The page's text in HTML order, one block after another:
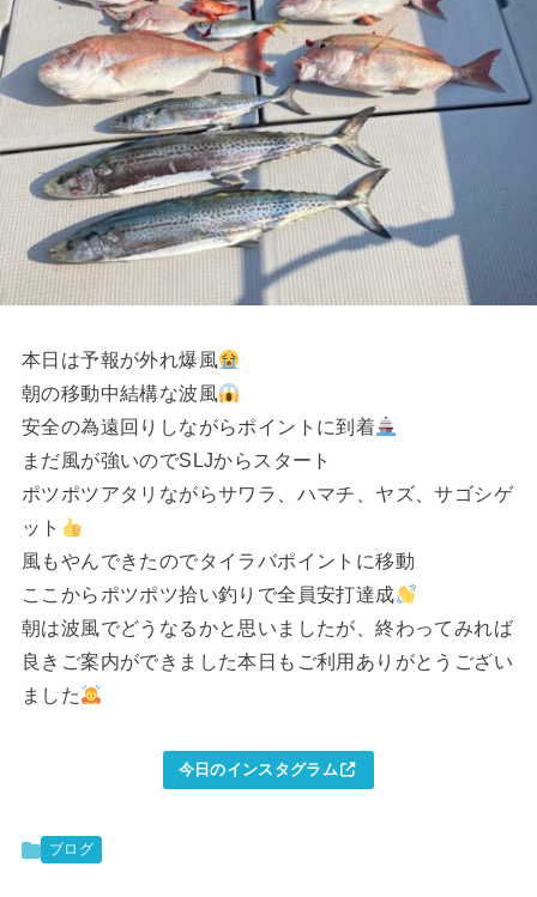
本日は予報が外れ爆風
朝の移動中結構な波風
安全の為遠回りしながらポイントに到着
まだ風が強いのでSLJからスタート
ポツポツアタリながらサワラ、ハマチ、ヤズ、サゴシゲ
ット
風もやんできたのでタイラバポイントに移動
ここからポツポツ拾い釣りで全員安打達成
朝は波風でどうなるかと思いましたが、終わってみれば
良きご案内ができました本日もご利用ありがとうござい
ました
今日のインスタグラム
ブログ